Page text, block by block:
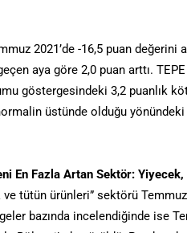
2021’de -16,5 puan değerini
aya göre 2,0 puan arttı.
göstergesindeki 3,2 puanlık
üstünde olduğu
En Fazla Artan Sektör:
ve tütün ürünleri” sektörü
bazında incelendiğinde ise